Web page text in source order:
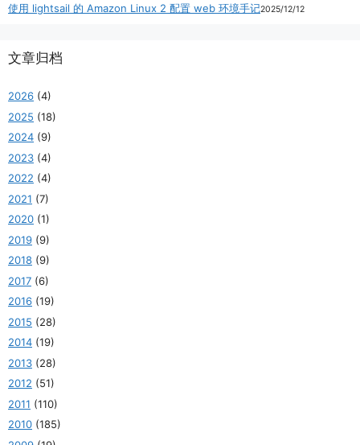
使用 lightsail 的 Amazon Linux 2 配置 web 环境手记2025/12/12
文章归档
2026 (4)
2025 (18)
2024 (9)
2023 (4)
2022 (4)
2021 (7)
2020 (1)
2019 (9)
2018 (9)
2017 (6)
2016 (19)
2015 (28)
2014 (19)
2013 (28)
2012 (51)
2011 (110)
2010 (185)